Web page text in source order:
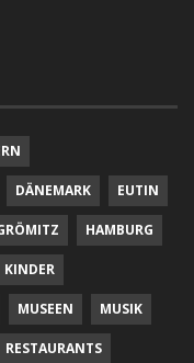
DÄNEMARK EUTIN
HAMBURG
KINDER
MUSEEN MUSIK
RESTAURANTS